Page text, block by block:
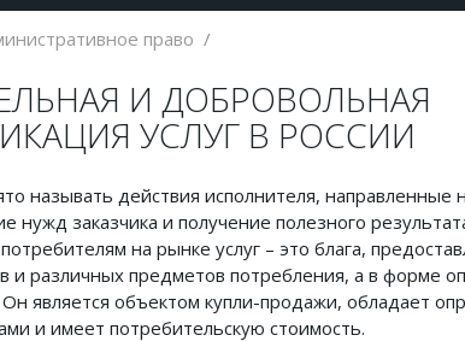
право
И ДОБРОВОЛЬНАЯ
УСЛУГ В РОССИИ
называть действия исполнителя, направленные
нужд заказчика и получение полезного
на рынке услуг – это блага,
и различных предметов потребления, а в форме
является объектом купли-продажи, обладает
и имеет потребительскую стоимость.